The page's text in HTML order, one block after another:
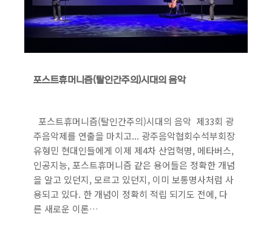
포스트휴머니즘(탈인간주의)시대의 음악
포스트휴머니즘(탈인간주의)시대의 음악 제33회 광
주음악제를 연출을 마치고... 광주음악협회수석부회장
유형민 현대인들에게 이제 제4차 산업혁명, 메타버스,
인공지능, 포스트휴머니즘 같은 용어들은 정확한 개념
을 알고 있던지, 모르고 있던지, 이미 보통명사처럼 사
용되고 있다. 한 개념이 정확히 적립 되기도 전에, 다
른 새로운 이론…